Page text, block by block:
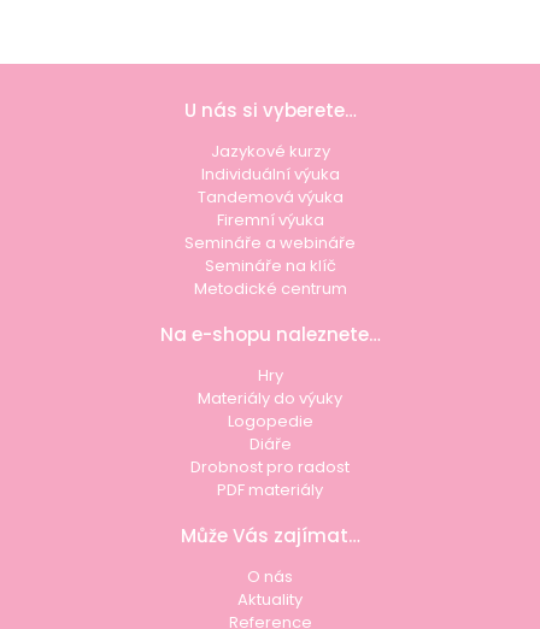
U nás si vyberete…
Jazykové kurzy
Individuální výuka
Tandemová výuka
Firemní výuka
Semináře a webináře
Semináře na klíč
Metodické centrum
Na e-shopu naleznete…
Hry
Materiály do výuky
Logopedie
Diáře
Drobnost pro radost
PDF materiály
Může Vás zajímat…
O nás
Aktuality
Reference